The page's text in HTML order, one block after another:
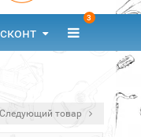
3
Следующий товар